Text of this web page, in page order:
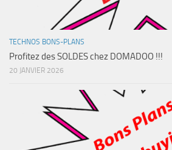
TECHNOS BONS-PLANS
Profitez des SOLDES chez DOMADOO !!!
20 JANVIER 2026